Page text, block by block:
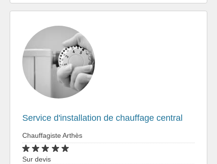
Service d'installation de chauffage central
Chauffagiste Arthès
Sur devis